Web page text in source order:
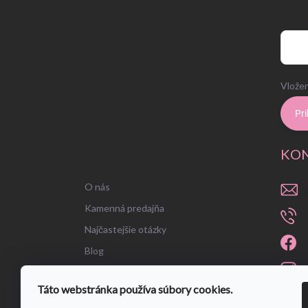
Táto webstránka používa súbory cookies.
O nás
Kamenná predajňa
Najčastejšie otázky
Blog